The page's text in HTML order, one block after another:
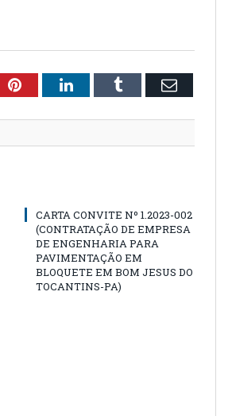
PinterestLinkedInTumblr Email
CARTA CONVITE Nº 1.2023-002
(CONTRATAÇÃO DE EMPRESA
DE ENGENHARIA PARA
PAVIMENTAÇÃO EM
BLOQUETE EM BOM JESUS DO
TOCANTINS-PA)